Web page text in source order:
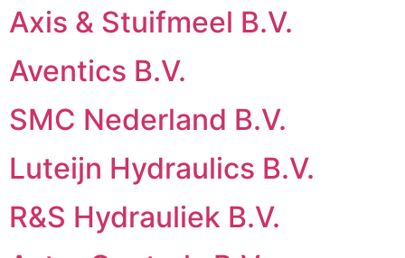
Axis & Stuifmeel B.V.
Aventics B.V.
SMC Nederland B.V.
Luteijn Hydraulics B.V.
R&S Hydrauliek B.V.